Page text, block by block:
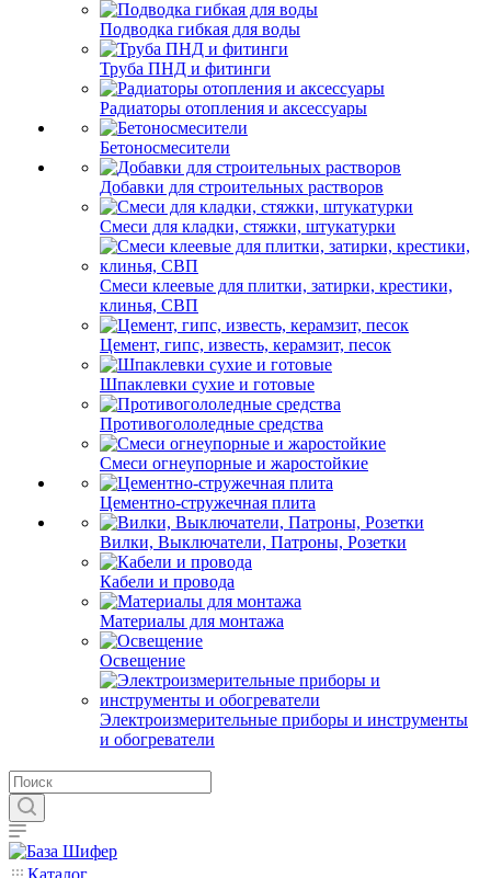
Подводка гибкая для воды
Труба ПНД и фитинги
Радиаторы отопления и аксессуары
Бетоносмесители
Добавки для строительных растворов
Смеси для кладки, стяжки, штукатурки
Смеси клеевые для плитки, затирки, крестики,
клинья, СВП
Цемент, гипс, известь, керамзит, песок
Шпаклевки сухие и готовые
Противогололедные средства
Смеси огнеупорные и жаростойкие
Цементно-стружечная плита
Вилки, Выключатели, Патроны, Розетки
Кабели и провода
Материалы для монтажа
Освещение
Электроизмерительные приборы и инструменты
и обогреватели
Каталог